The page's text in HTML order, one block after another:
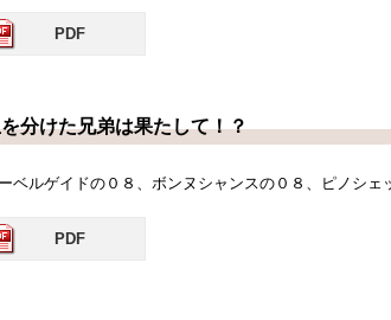
PDF
を分けた兄弟は果たして！？
ベルゲイドの０８、ボンヌシャンスの０８、ピノシェ
PDF